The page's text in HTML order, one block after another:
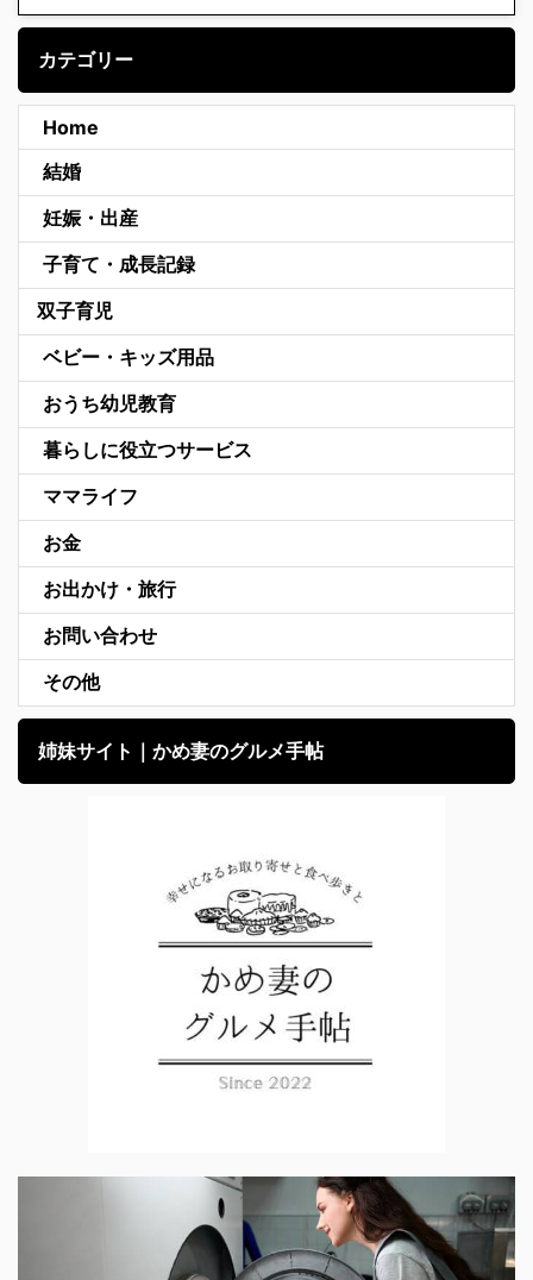
カテゴリー
Home
結婚
妊娠・出産
子育て・成長記録
双子育児
ベビー・キッズ用品
おうち幼児教育
暮らしに役立つサービス
ママライフ
お金
お出かけ・旅行
お問い合わせ
その他
姉妹サイト｜かめ妻のグルメ手帖